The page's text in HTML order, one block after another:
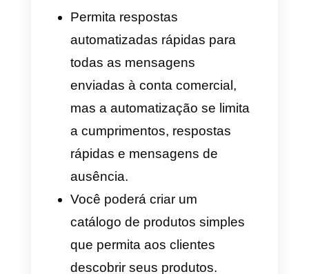
marketing e suporte. Os
chatbots são uma grande
ferramenta que permitirá a
você automatizar os
processos simples de venda
e sem duvida tirará um monte
de trabalho.
Como integrar o CRM no
WhatsApp